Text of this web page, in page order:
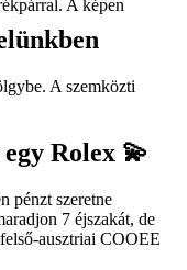
Rolex 💫
pénzt szeretne
7 éjszakát, de
ausztriai COOEE